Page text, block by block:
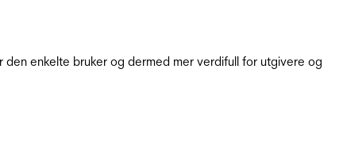
enkelte bruker og dermed mer verdifull for utgivere og